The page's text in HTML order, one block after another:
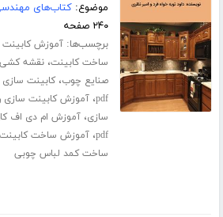
موضوع:کتاب‌های
۲۴۰ صفحه
برچسب‌ها:آموزش کابینت
ساخت کابینت،نقشه کشی
صنایع چوب،کابینت
pdf،آموزش کابینت سازی
سازی،آموزش ام دی اف
pdf،آموزش ساخت
ساخت کمد لباس چوبی